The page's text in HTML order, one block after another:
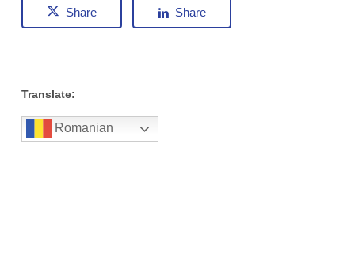
Share Share
Translate:
Romanian